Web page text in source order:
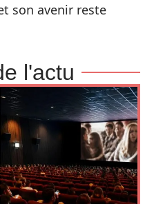
son avenir reste
l'actu